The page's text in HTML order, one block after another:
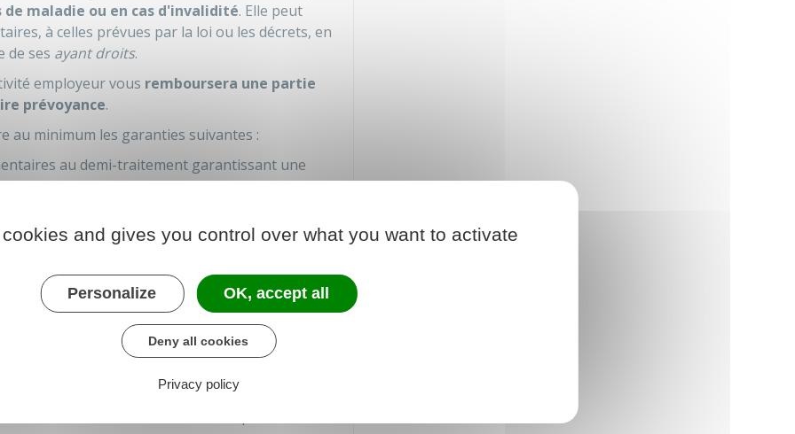
de maladie ou en cas d'invalidité. Elle peut
à celles prévues par la loi ou les décrets, en
de ses ayant droits.
employeur vous remboursera une partie
prévoyance.
au minimum les garanties suivantes :
au demi-traitement garantissant une
90 %du traitement indiciaire, de la nouvelle
d'un congé de longue durée ou d'un
au demi-traitement, garantissant une
du traitement indiciaire, de la nouvelle
de vos primes et indemnités en cas de mise en
du demi-traitement dans l'attente de l'avis du
: rente garantissant une
and gives you control over what you want to activate
Personalize OK, accept all
Deny all cookies
Privacy policy